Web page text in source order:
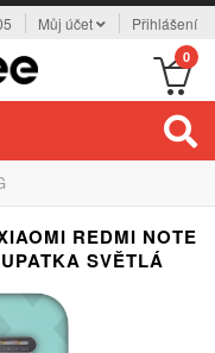
Můj účet Přihlášení
0
REDMI NOTE
SVĚTLÁ